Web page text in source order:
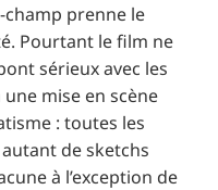
prenne le
Pourtant le film ne
sérieux avec les
mise en scène
: toutes les
de sketchs
à l’exception de